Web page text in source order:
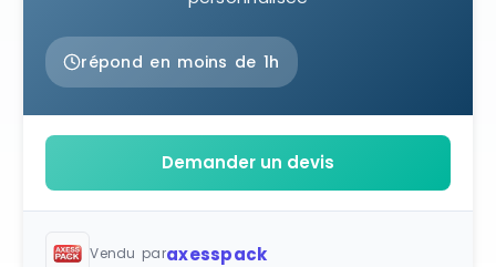
répond en moins de 1h
Demander un devis
Vendu paraxesspack